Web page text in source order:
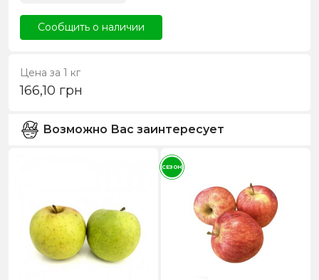
Сообщить о наличии
Цена за 1 кг
166,10 грн
Возможно Вас заинтересует
СЕЗОН